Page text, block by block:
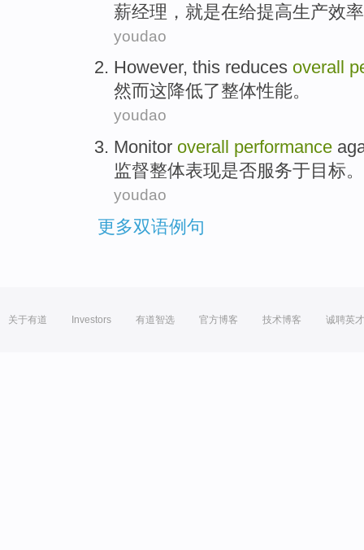
薪经理 ， 就是在给提高生产效率
youdao
However, this reduces overall
然而这降低了整体性能。
youdao
Monitor overall performance
监督整体表现是否服务于目标。
youdao
更多双语例句
关于有道 Investors 有道智选 官方博客 技术博客 诚聘英才